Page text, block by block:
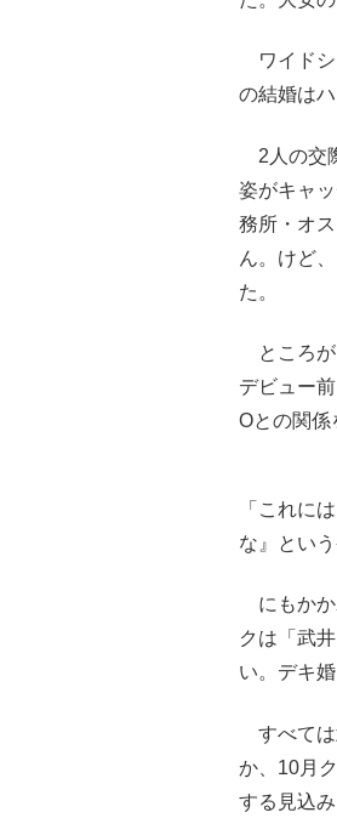
ワイドシ
の結婚は
2人の交
姿がキャ
務所・オ
ん。けど
た。
ところが
デビュー
Oとの関係
「これに
な』とい
にもかか
クは「武
い。デキ
すべては
か、10月
する見込